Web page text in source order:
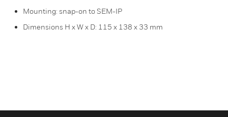
Mounting: snap-on to SEM-IP
Dimensions H x W x D: 115 x 138 x 33 mm